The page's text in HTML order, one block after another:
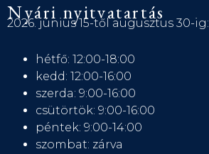
Nyári nyitvatartás
2026. június 15-től augusztus 30-ig:
hétfő: 12:00-18:00
kedd: 12:00-16:00
szerda: 9:00-16:00
csütörtök: 9:00-16:00
péntek: 9:00-14:00
szombat: zárva